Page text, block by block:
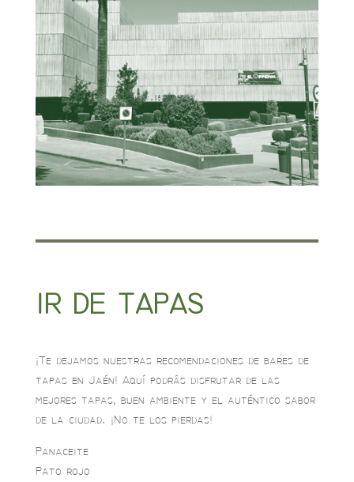
IR DE TAPAS
¡Te dejamos nuestras recomendaciones de bares de
tapas en Jaén! Aquí podrás disfrutar de las
mejores tapas, buen ambiente y el auténtico sabor
de la ciudad. ¡No te los pierdas!
Panaceite
Pato rojo